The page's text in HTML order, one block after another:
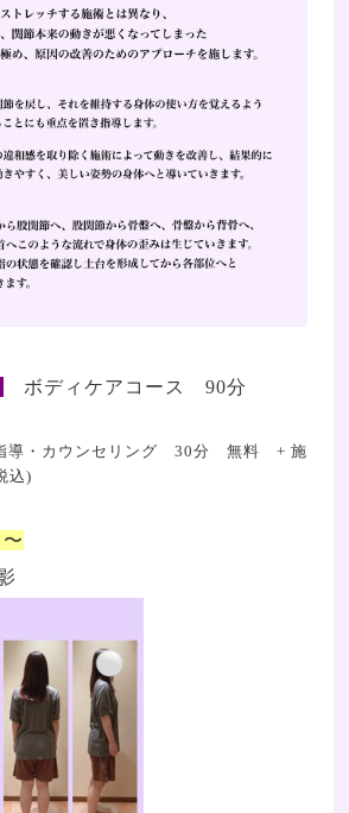
ボディケアコース 90分
導・カウンセリング 30分 無料 + 施
込)